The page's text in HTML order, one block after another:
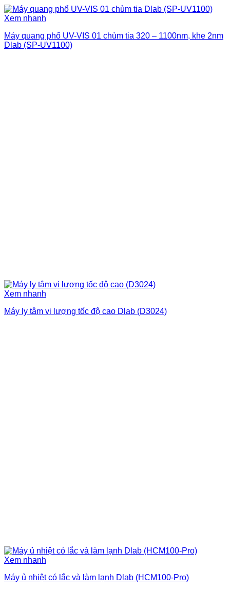
Xem nhanh
Máy quang phổ UV-VIS 01 chùm tia 320 – 1100nm, khe 2nm
Dlab (SP-UV1100)
Xem nhanh
Máy ly tâm vi lượng tốc độ cao Dlab (D3024)
Xem nhanh
Máy ủ nhiệt có lắc và làm lạnh Dlab (HCM100-Pro)